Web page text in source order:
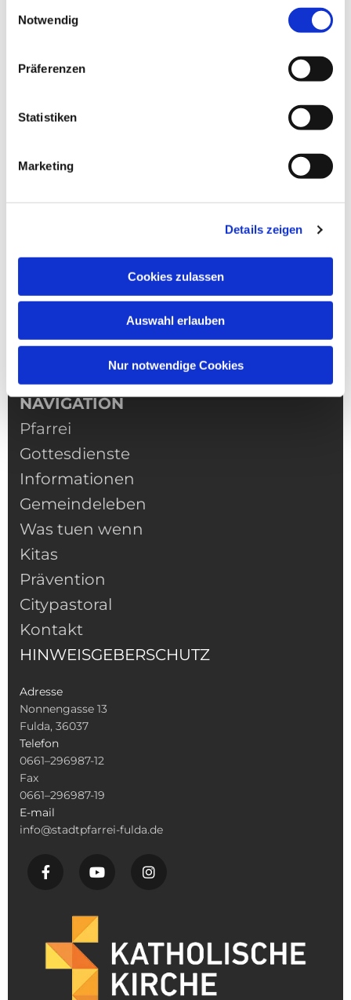
Notwendig
Präferenzen
Statistiken
Marketing
Details zeigen
Cookies zulassen
Auswahl erlauben
Nur notwendige Cookies
NAVIGATION
Pfarrei
Gottesdienste
Informationen
Gemeindeleben
Was tuen wenn
Kitas
Prävention
Citypastoral
Kontakt
HINWEISGEBERSCHUTZ
Adresse
Nonnengasse 13
Fulda, 36037
Telefon
0661–296987-12
Fax
0661–296987-19
E-mail
info@stadtpfarrei-fulda.de